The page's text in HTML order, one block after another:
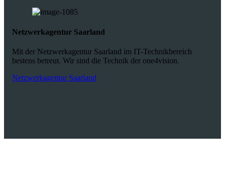
Netzwerkagentur Saarland
Mit der Netzwerkagentur Saarland im IT-Technikbereich
bestens betreut. Wir sind die Technik der one4vision.
Netzwerkagentur Saarland